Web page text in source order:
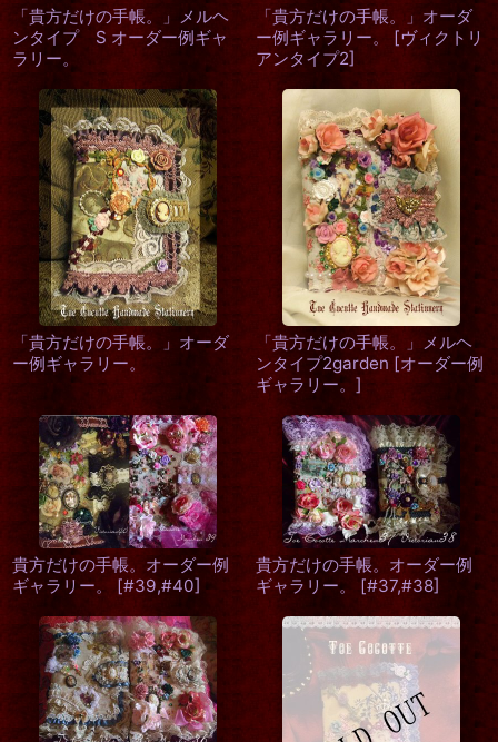
「貴方だけの手帳。」メルヘ
ンタイプ S オーダー例ギャ
ラリー。
「貴方だけの手帳。」オーダ
ー例ギャラリー。
[ヴィクトリ
アンタイプ2]
「貴方だけの手帳。」オーダ
ー例ギャラリー。
「貴方だけの手帳。」メルヘ
ンタイプ2garden [オーダー例
ギャラリー。 ]
貴方だけの手帳。オーダー例
ギャラリー。
[#39,#40]
貴方だけの手帳。オーダー例
ギャラリー。
[#37,#38]